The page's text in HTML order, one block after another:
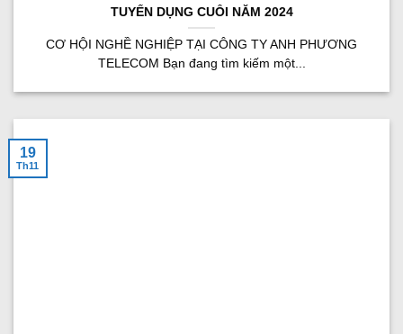
TUYỂN DỤNG CUỐI NĂM 2024
CƠ HỘI NGHỀ NGHIỆP TẠI CÔNG TY ANH PHƯƠNG
TELECOM Bạn đang tìm kiếm một...
19
Th11